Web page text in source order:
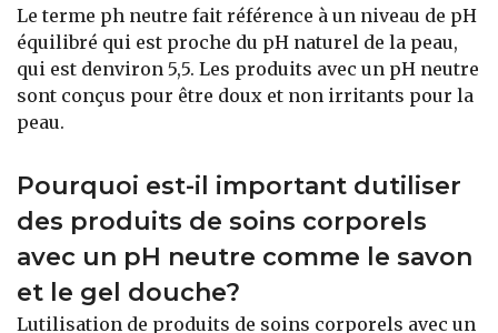
Le terme ph neutre fait référence à un niveau de pH
équilibré qui est proche du pH naturel de la peau,
qui est denviron 5,5. Les produits avec un pH neutre
sont conçus pour être doux et non irritants pour la
peau.
Pourquoi est-il important dutiliser
des produits de soins corporels
avec un pH neutre comme le savon
et le gel douche?
Lutilisation de produits de soins corporels avec un